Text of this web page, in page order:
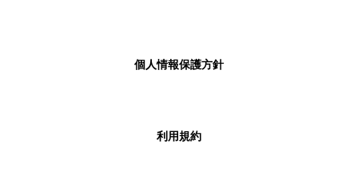
個人情報保護方針
利用規約